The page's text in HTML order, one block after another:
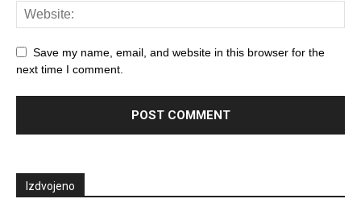
Save my name, email, and website in this browser for the
next time I comment.
Izdvojeno